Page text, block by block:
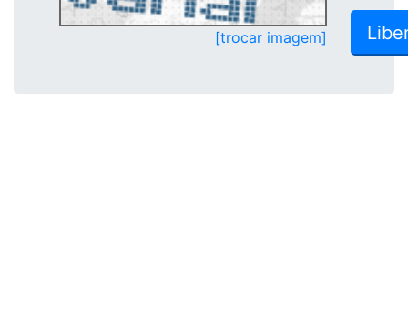
[trocar imagem]